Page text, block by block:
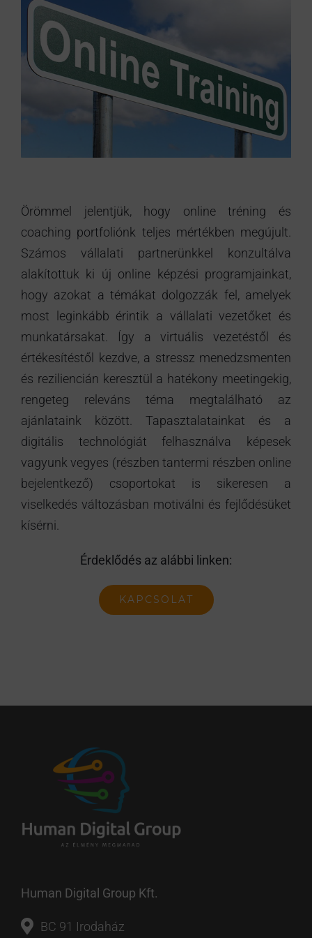
Örömmel jelentjük, hogy online tréning és
coaching portfoliónk teljes mértékben megújult.
Számos vállalati partnerünkkel konzultálva
alakítottuk ki új online képzési programjainkat,
hogy azokat a témákat dolgozzák fel, amelyek
most leginkább érintik a vállalati vezetőket és
munkatársakat. Így a virtuális vezetéstől és
értékesítéstől kezdve, a stressz menedzsmenten
és reziliencián keresztül a hatékony meetingekig,
rengeteg releváns téma megtalálható az
ajánlataink között. Tapasztalatainkat és a
digitális technológiát felhasználva képesek
vagyunk vegyes (részben tantermi részben online
bejelentkező) csoportokat is sikeresen a
viselkedés változásban motiválni és fejlődésüket
kísérni.
Érdeklődés az alábbi linken:
KAPCSOLAT
Human Digital Group Kft.
BC 91 Irodaház